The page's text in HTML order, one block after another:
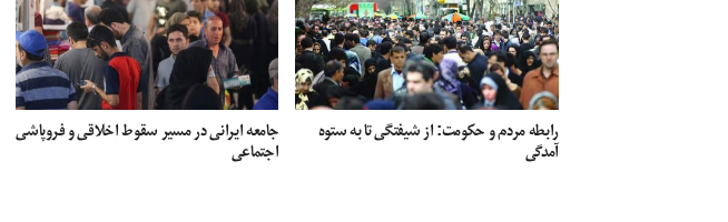
رابطه مردم و حکومت: از شیفتگی تا به ستوه
آمدگی
جامعه ایرانی در مسیر سقوط اخلاقی و فروپاشی
اجتماعی